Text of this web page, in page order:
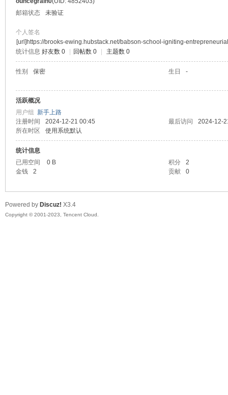
邮箱状态
未验证
个人签名
[url]https://brooks-ewing.hubstack.net/babson-school-igniting-
统计信息 好友数 0 回帖数 0 主题数 0
性别 保密 生日 -
活跃概况
用户组 新手上路
注册时间
2024-12-21 00:45 最后访问
2024-12-
所在时区
使用系统默认
统计信息
已用空间
0 B 积分
2
金钱
2 贡献 0
Powered by Discuz! X3.4
Copyright © 2001-2023, Tencent Cloud.